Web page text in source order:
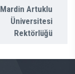
Artuklu
Üniversitesi
Rektörlüğü